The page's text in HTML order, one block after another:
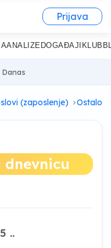
Prijava
ANALIZE DOGAĐAJI KLUB
(zaposlenje) Ostalo
dnevnicu
..